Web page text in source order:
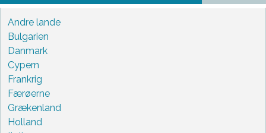
Andre lande
Bulgarien
Danmark
Cypern
Frankrig
Færøerne
Grækenland
Holland